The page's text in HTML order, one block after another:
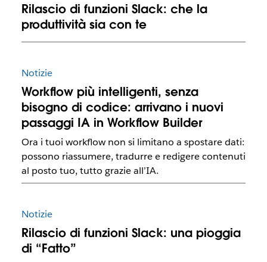
Rilascio di funzioni Slack: che la
produttività sia con te
Notizie
Workflow più intelligenti, senza
bisogno di codice: arrivano i nuovi
passaggi IA in Workflow Builder
Ora i tuoi workflow non si limitano a spostare dati:
possono riassumere, tradurre e redigere contenuti
al posto tuo, tutto grazie all’IA.
Notizie
Rilascio di funzioni Slack: una pioggia
di “Fatto”